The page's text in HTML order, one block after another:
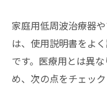
家庭用低周波治療器
は、使用説明書をよ
です。医療用とは異
め、次の点をチェック